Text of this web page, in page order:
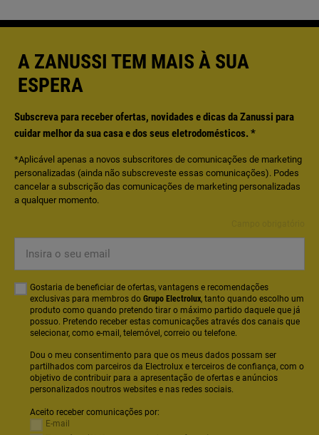
A ZANUSSI TEM MAIS À SUA
ESPERA
Subscreva para receber ofertas, novidades e dicas da Zanussi para
cuidar melhor da sua casa e dos seus eletrodomésticos.*
*Aplicável apenas a novos subscritores de comunicações de marketing
personalizadas (ainda não subscreveste essas comunicações). Podes
cancelar a subscrição das comunicações de marketing personalizadas
a qualquer momento.
seu
email
Gostaria de beneficiar de ofertas, vantagens e recomendações
exclusivas para membros do Grupo Electrolux, tanto quando escolho um
produto como quando pretendo tirar o máximo partido daquele que já
possuo. Pretendo receber estas comunicações através dos canais que
selecionar, como e-mail, telemóvel, correio ou telefone.
Dou o meu consentimento para que os meus dados possam ser
partilhados com parceiros da Electrolux e terceiros de confiança, com o
objetivo de contribuir para a apresentação de ofertas e anúncios
personalizados noutros websites e nas redes sociais.
Aceito receber comunicações por:
E-mail